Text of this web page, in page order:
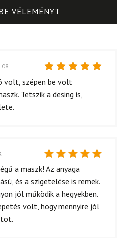
Értékelés:
volt, szépen be volt
Tetszik a desing is,
Értékelés:
/ 5
a maszk! Az anyaga
és a szigetelése is remek.
jól működik a hegyekben.
volt, hogy mennyire jól